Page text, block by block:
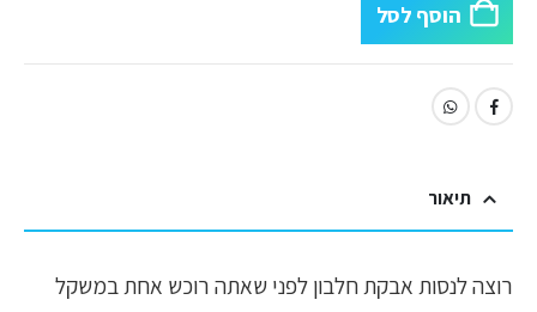
הוסף לסל
תיאור
רוצה לנסות אבקת חלבון לפני שאתה רוכש אחת במשקל